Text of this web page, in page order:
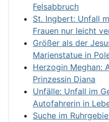
Felsabbruch
St. Ingbert: Unfall
Frauen nur leicht
Größer als der
Marienstatue in
Herzogin Meghan:
Prinzessin Diana
Unfälle: Unfall im
Autofahrerin in
Suche im